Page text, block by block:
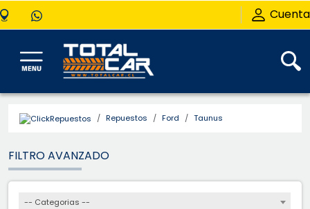
Cuenta
Repuestos Ford Taunus
FILTRO AVANZADO
-- Categorias --